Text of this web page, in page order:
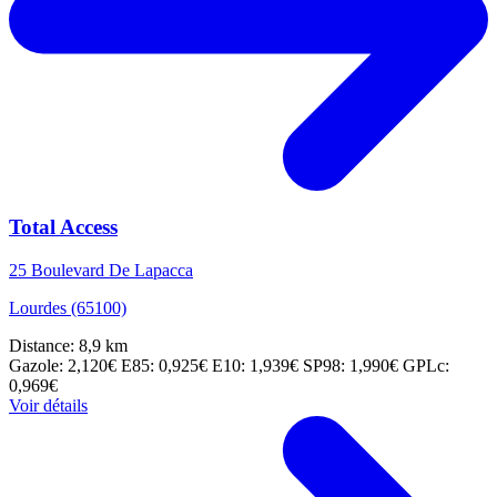
Total Access
25 Boulevard De Lapacca
Lourdes (65100)
Distance: 8,9 km
Gazole: 2,120€ E85: 0,925€ E10: 1,939€ SP98: 1,990€ GPLc:
0,969€
Voir détails